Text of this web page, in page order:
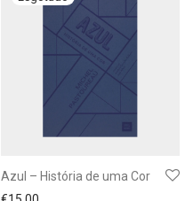
Azul – História de uma Cor